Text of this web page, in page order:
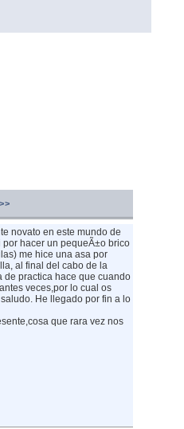
novato en este mundo de
hacer un pequeÃ±o brico
me hice una asa por
al final del cabo de la
de practica hace que cuando
veces,por lo cual os
He llegado por fin a lo
que rara vez nos